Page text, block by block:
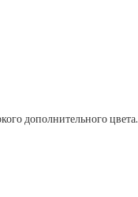
дополнительного цвета.